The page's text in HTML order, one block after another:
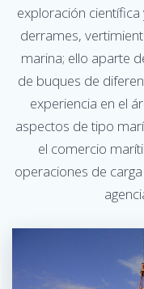
exploración
derrames,
marina; ello aparte
de buques de
experiencia en el
aspectos de tipo
el comercio
operaciones de